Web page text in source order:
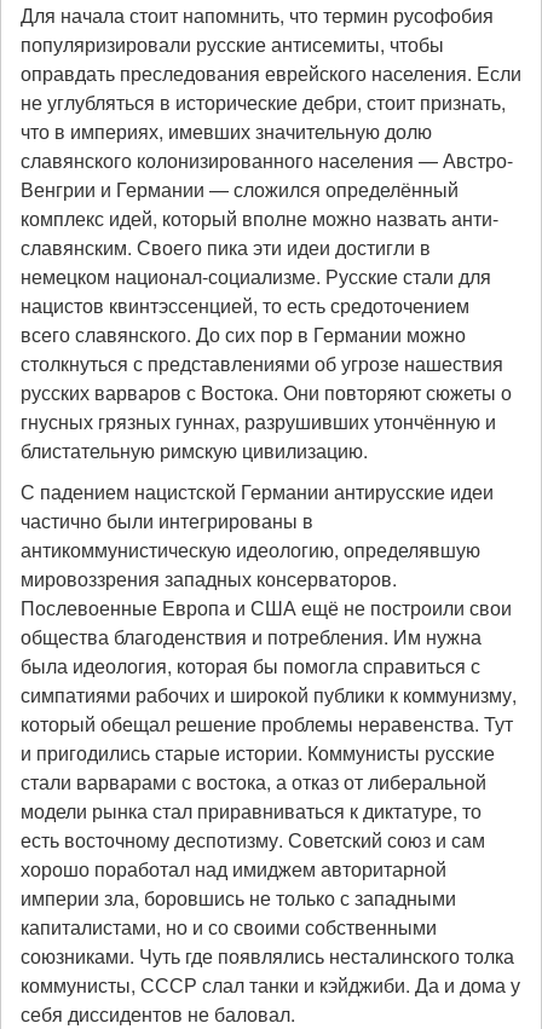
Для начала стоит напомнить, что термин русофобия
популяризировали русские антисемиты, чтобы
оправдать преследования еврейского населения. Если
не углубляться в исторические дебри, стоит признать,
что в империях, имевших значительную долю
славянского колонизированного населения — Австро-
Венгрии и Германии — сложился определённый
комплекс идей, который вполне можно назвать анти-
славянским. Своего пика эти идеи достигли в
немецком национал-социализме. Русские стали для
нацистов квинтэссенцией, то есть средоточением
всего славянского. До сих пор в Германии можно
столкнуться с представлениями об угрозе нашествия
русских варваров с Востока. Они повторяют сюжеты о
гнусных грязных гуннах, разрушивших утончённую и
блистательную римскую цивилизацию.
С падением нацистской Германии антирусские идеи
частично были интегрированы в
антикоммунистическую идеологию, определявшую
мировоззрения западных консерваторов.
Послевоенные Европа и США ещё не построили свои
общества благоденствия и потребления. Им нужна
была идеология, которая бы помогла справиться с
симпатиями рабочих и широкой публики к коммунизму,
который обещал решение проблемы неравенства. Тут
и пригодились старые истории. Коммунисты русские
стали варварами с востока, а отказ от либеральной
модели рынка стал приравниваться к диктатуре, то
есть восточному деспотизму. Советский союз и сам
хорошо поработал над имиджем авторитарной
империи зла, боровшись не только с западными
капиталистами, но и со своими собственными
союзниками. Чуть где появлялись несталинского толка
коммунисты, СССР слал танки и кэйджиби. Да и дома у
себя диссидентов не баловал.